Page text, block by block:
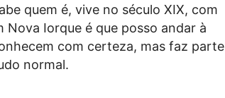
quem é, vive no século XIX, com
Nova Iorque é que posso andar à
com certeza, mas faz parte
normal.